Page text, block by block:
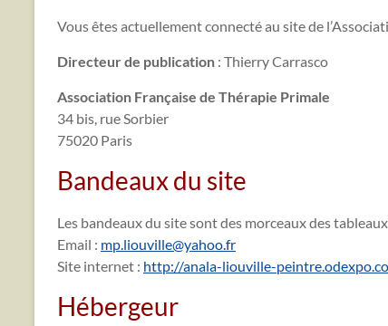
Vous êtes actuellement connecté au site de
Directeur de publication : Thierry Carrasco
Association Française de Thérapie Primale
34 bis, rue Sorbier
75020 Paris
Bandeaux du site
Les bandeaux du site sont des morceaux des
Email : mp.liouville@yahoo.fr
Site internet : http://anala-liouville-
Hébergeur